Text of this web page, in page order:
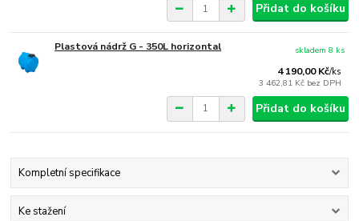
Přidat do košíku
Plastová nádrž G - 350L horizontal
4 190,00 Kč/ks
3 462,81 Kč bez DPH
skladem 8 ks
Přidat do košíku
Kompletní specifikace
Ke stažení